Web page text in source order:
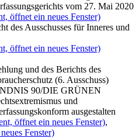
vom 27. Mai 2020
öffnet ein neues Fenster)
des Ausschusses für Inneres und
öffnet ein neues Fenster)
und des Berichts des
(6. Ausschuss)
90/DIE GRÜNEN
und
ausgestalten
öffnet ein neues Fenster),
Fenster)